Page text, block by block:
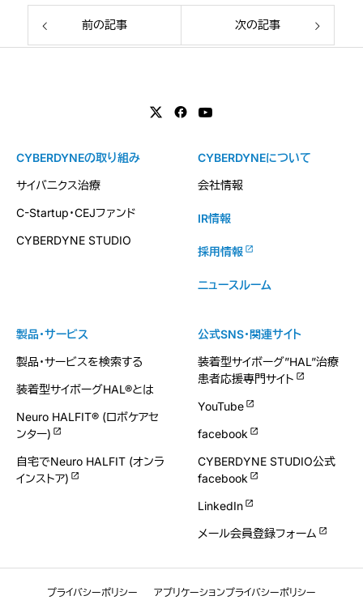
前の記事 次の記事
製品・サービス
製品・サービスを検索する
装着型サイボーグHAL®とは
Neuro HALFIT® (ロボケアセ
ンター)
自宅でNeuro HALFIT (オンラ
インストア)
CYBERDYNEの取り組み
サイバニクス治療
C-Startup・CEJファンド
CYBERDYNE STUDIO
CYBERDYNEについて
会社情報
IR情報
採用情報
ニュースルーム
公式SNS・関連サイト
装着型サイボーグ”HAL”治療
患者応援専門サイト
YouTube
facebook
CYBERDYNE STUDIO公式
facebook
LinkedIn
メール会員登録フォーム
プライバシーポリシー アプリケーションプライバシーポリシー